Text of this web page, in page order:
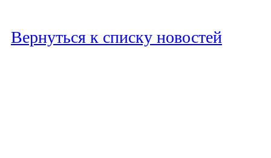
Вернуться к списку новостей